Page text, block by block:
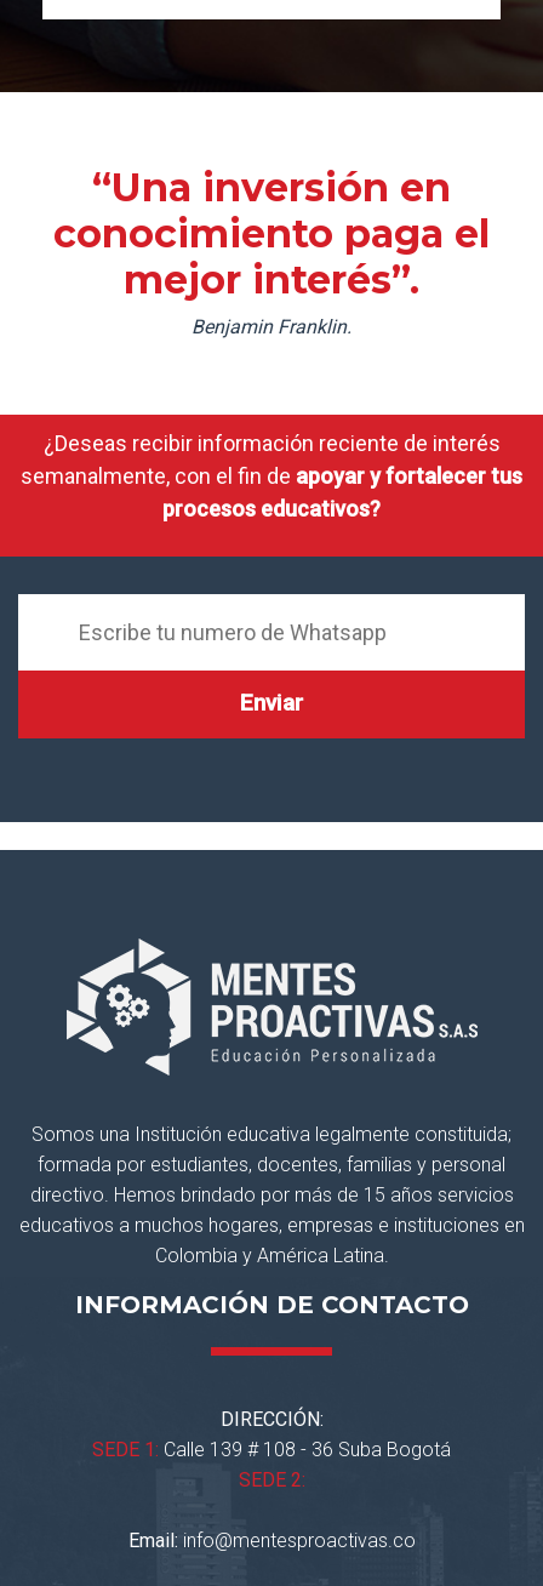
“Una inversión en
conocimiento paga el
mejor interés”.
Benjamin Franklin.
¿Deseas recibir información reciente de interés
semanalmente, con el fin de apoyar y fortalecer tus
procesos educativos?
Somos una Institución educativa legalmente constituida;
formada por estudiantes, docentes, familias y personal
directivo. Hemos brindado por más de 15 años servicios
educativos a muchos hogares, empresas e instituciones en
Colombia y América Latina.
INFORMACIÓN DE CONTACTO
DIRECCIÓN:
SEDE 1: Calle 139 # 108 - 36 Suba Bogotá
SEDE 2:
Email: info@mentesproactivas.co